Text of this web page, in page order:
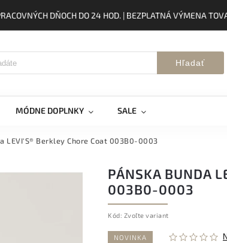
DŇOCH DO 24 HOD. | BEZPLATNÁ VÝMENA
Hľadať
MÓDNE DOPLNKY SALE
LEVI'S® Berkley Chore Coat 003B0-0003
PÁNSKA BUNDA
003B0-0003
Kód: Zvoľte variant
NOVINKA